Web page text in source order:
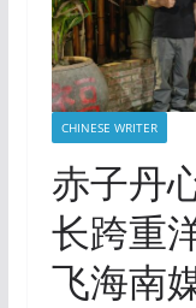
CHINESE WRITER
赤子丹
长跨重
飞海南